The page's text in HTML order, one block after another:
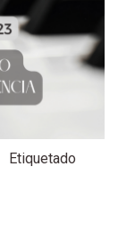
Etiquetado